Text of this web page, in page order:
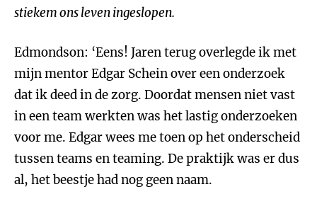
stiekem ons leven ingeslopen.
Edmondson: ‘Eens! Jaren terug overlegde ik met
mijn mentor Edgar Schein over een onderzoek
dat ik deed in de zorg. Doordat mensen niet vast
in een team werkten was het lastig onderzoeken
voor me. Edgar wees me toen op het onderscheid
tussen teams en teaming. De praktijk was er dus
al, het beestje had nog geen naam.